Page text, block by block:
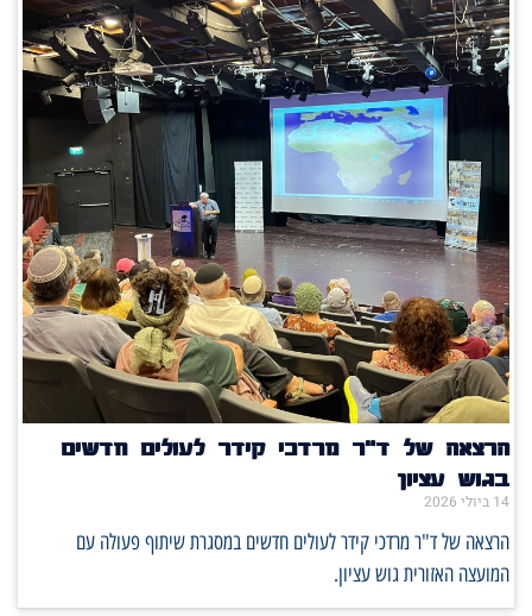
הרצאה של ד"ר מרדכי קידר לעולים חדשים
בגוש עציון
14 ביולי 2026
הרצאה של ד"ר מרדכי קידר לעולים חדשים במסגרת שיתוף פעולה עם
המועצה האזורית גוש עציון.